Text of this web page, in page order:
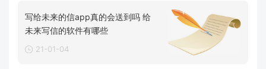
写给未来的信app真的会送到吗 给
未来写信的软件有哪些
21-01-04